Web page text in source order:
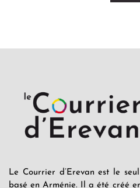
Le Courrier d’Erevan est le
basé en Arménie. Il a été créé